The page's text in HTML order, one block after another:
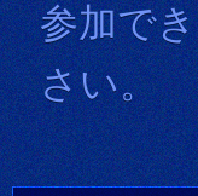
参加で
さい。